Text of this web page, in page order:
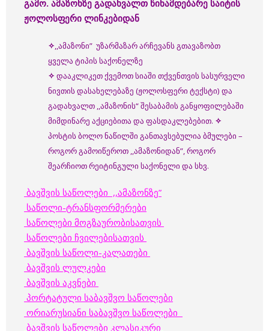
გამო. ამაზონზე გადახვალთ წინამდებარე საიტის
ჟოლოსფერი ლინკებიდან
✧,,ამაზონი” უზარმაზარ არჩევანს გთავაზობთ
ყველა ტიპის საქონელზე
✧ დააკლიკეთ ქვემოთ სიაში თქვენთვის სასურველი
ნივთის დასახელებაზე (ჟოლოსფერი ტექსტი) და
გადახვალთ ,,ამაზონის“ შესაბამის განყოფილებაში
მიმდინარე აქციებითა და ფასდაკლებებით. ✧
პოსტის ბოლო ნაწილში განთავსებულია ბმულები –
როგორ გამოიწეროთ ,,ამაზონიდან”, როგორ
შეარჩიოთ რეიტინგული საქონელი და სხვ.
ბავშვის საწოლები ,,ამაზონზე”
საწოლი-ტრანსფორმერები
საწოლები მოგზაურობისათვის
საწოლები ჩვილებისათვის
ბავშვის საწოლი-კალათები
ბავშვის ლულკები
ბავშვის აკვნები
პორტატული საბავშვო საწოლები
ორიარუსიანი საბავშვო საწოლები
ბავშვის საწოლები კლასიკური